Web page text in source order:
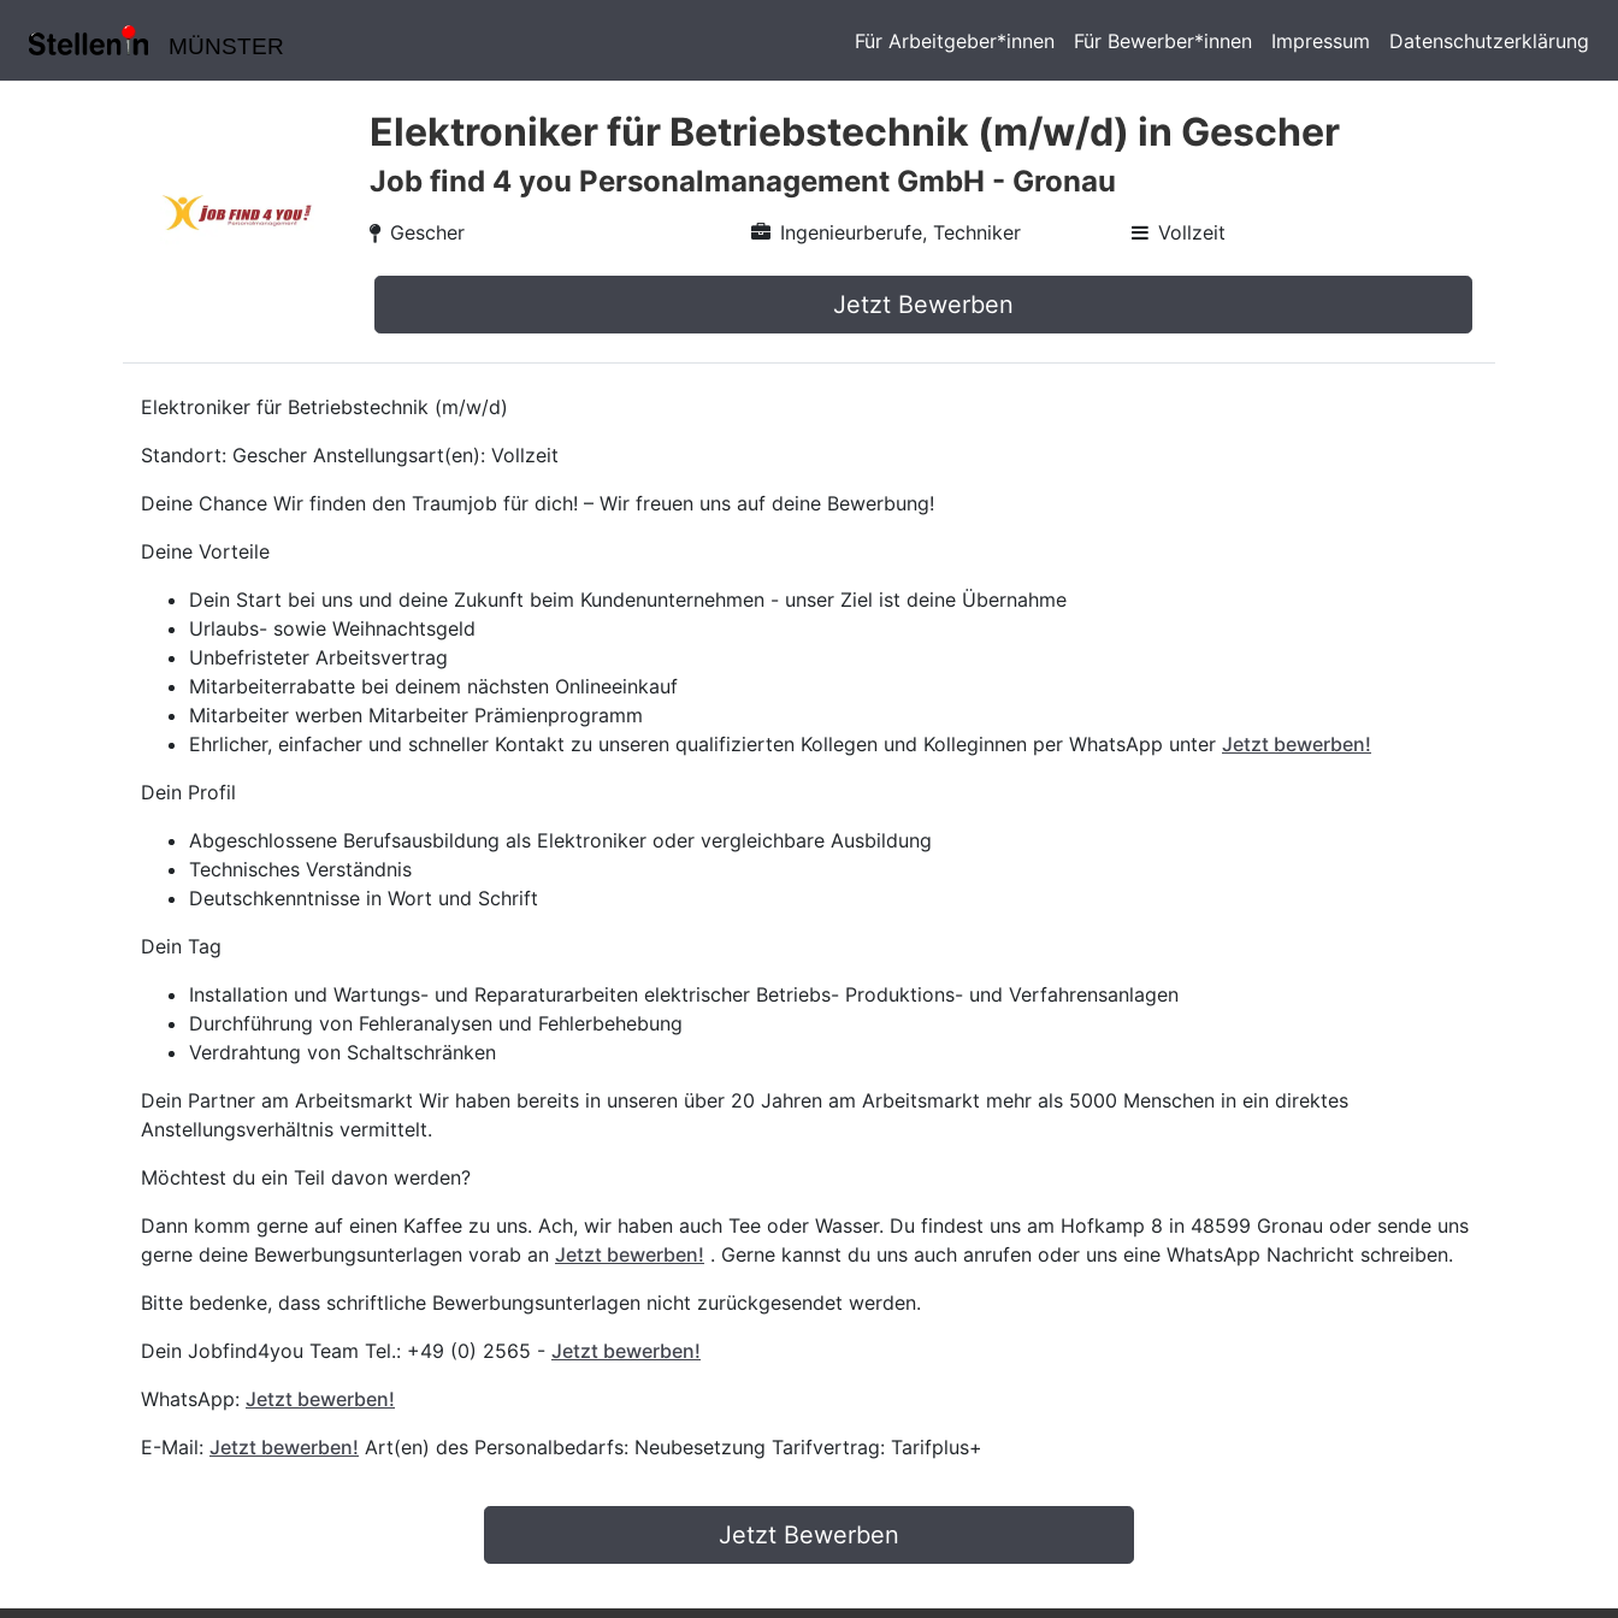
MÜNSTER Für Arbeitgeber*innen Für Bewerber*innen Impressum Datenschutzerklärung
Elektroniker für Betriebstechnik (m/w/d) in Gescher
Job find 4 you Personalmanagement GmbH - Gronau
Gescher Ingenieurberufe, Techniker Vollzeit
Jetzt Bewerben
Elektroniker für Betriebstechnik (m/w/d)
Standort: Gescher Anstellungsart(en): Vollzeit
Deine Chance Wir finden den Traumjob für dich! – Wir freuen uns auf deine Bewerbung!
Deine Vorteile
Dein Start bei uns und deine Zukunft beim Kundenunternehmen - unser Ziel ist deine Übernahme
Urlaubs- sowie Weihnachtsgeld
Unbefristeter Arbeitsvertrag
Mitarbeiterrabatte bei deinem nächsten Onlineeinkauf
Mitarbeiter werben Mitarbeiter Prämienprogramm
Ehrlicher, einfacher und schneller Kontakt zu unseren qualifizierten Kollegen und Kolleginnen per WhatsApp unter Jetzt bewerben!
Dein Profil
Abgeschlossene Berufsausbildung als Elektroniker oder vergleichbare Ausbildung
Technisches Verständnis
Deutschkenntnisse in Wort und Schrift
Dein Tag
Installation und Wartungs- und Reparaturarbeiten elektrischer Betriebs- Produktions- und Verfahrensanlagen
Durchführung von Fehleranalysen und Fehlerbehebung
Verdrahtung von Schaltschränken
Dein Partner am Arbeitsmarkt Wir haben bereits in unseren über 20 Jahren am Arbeitsmarkt mehr als 5000 Menschen in ein direktes
Anstellungsverhältnis vermittelt.
Möchtest du ein Teil davon werden?
Dann komm gerne auf einen Kaffee zu uns. Ach, wir haben auch Tee oder Wasser. Du findest uns am Hofkamp 8 in 48599 Gronau oder sende uns
gerne deine Bewerbungsunterlagen vorab an Jetzt bewerben! . Gerne kannst du uns auch anrufen oder uns eine WhatsApp Nachricht schreiben.
Bitte bedenke, dass schriftliche Bewerbungsunterlagen nicht zurückgesendet werden.
Dein Jobfind4you Team Tel.: +49 (0) 2565 - Jetzt bewerben!
WhatsApp: Jetzt bewerben!
E-Mail: Jetzt bewerben! Art(en) des Personalbedarfs: Neubesetzung Tarifvertrag: Tarifplus+
Jetzt Bewerben